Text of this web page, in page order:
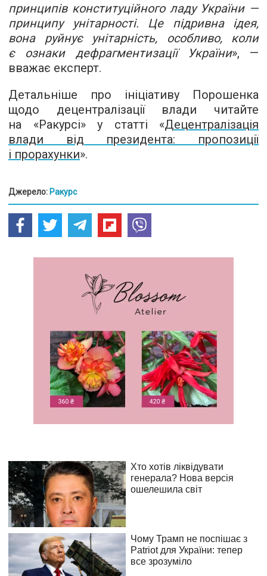
принципів конституційного ладу України —
принципу унітарності. Це підривна ідея,
вона руйнує унітарність, особливо, коли
є ознаки дефрагментизації України», —
вважає експерт.
Детальніше про ініціативу Порошенка
щодо децентралізації влади читайте
на «Ракурсі» у статті «Децентралізація
влади від президента: пропозиції
і прорахунки».
Джерело: Ракурс